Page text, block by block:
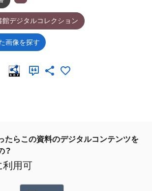
館デジタルコレクション
画像を探す
たらこの資料のデジタルコンテンツを
？
利用可